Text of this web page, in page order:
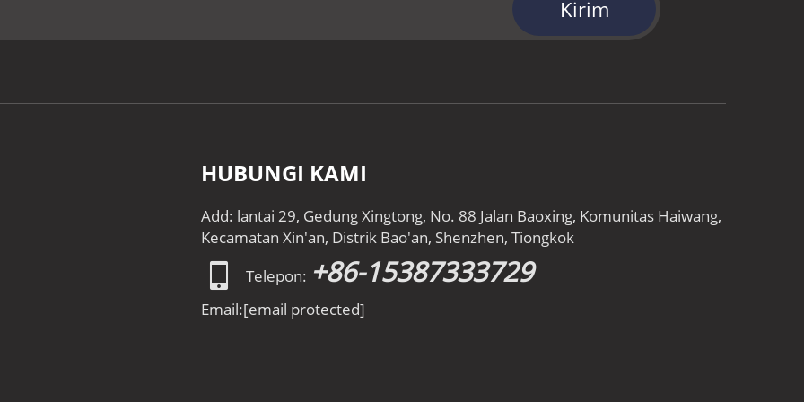
Kirim
HUBUNGI KAMI
Add: lantai 29, Gedung Xingtong, No. 88 Jalan Baoxing, Komunitas Haiwang,
Kecamatan Xin'an, Distrik Bao'an, Shenzhen, Tiongkok
Telepon: +86-15387333729
Email:[email protected]